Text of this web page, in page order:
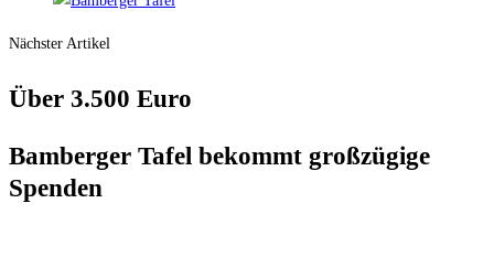
Nächster Artikel
Über 3.500 Euro
Bam­ber­ger Tafel bekommt groß­zü­gi­ge
Spenden